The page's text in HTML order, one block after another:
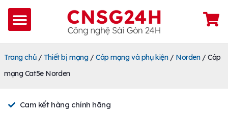
Trang chủ/ Thiết bị mạng/Cáp mạng và phụ kiện/ Norden/ Cáp
mạng Cat5e Norden
Cam kết hàng chính hãng